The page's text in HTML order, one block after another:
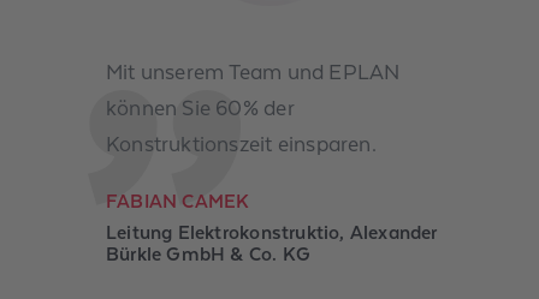
Mit unserem Team und EPLAN
können Sie 60% der
Konstruktionszeit einsparen.
FABIAN CAMEK
Leitung Elektrokonstruktio, Alexander
Bürkle GmbH & Co. KG